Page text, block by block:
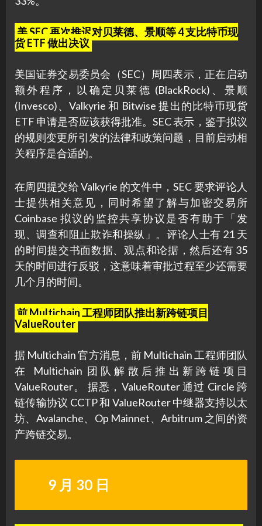
美 SEC 再次推迟对贝莱德、景顺等 4 支比特币现
货 ETF 做出决议
美国证券交易委员会（SEC）周四表示，正在启动
额外程序，以确定贝莱德 (BlackRock)、景顺
(Invesco)、Valkyrie 和 Bitwise 提出的比特币现货
ETF 申请是否应该获得批准。SEC 表示，鉴于拟议
的规则变更所引发的法律和政策问题，目前启动相
关程序是合适的。
在周四提交给 Valkyrie 的文件中，SEC 要求评论人
士提供相关意见，同时希望了解与加密交易所
Coinbase 拟议的监控共享协议是否有助于「发
现、调查和阻止欺诈和操纵」。评论人士有 21 天
的时间提交书面数据、观点和论据，然后还有 35
天的时间进行反驳，这意味着审批过程至少还需要
几个月的时间。
前 Multichain 工程师团队推出新跨链项目
ValueRouter
据 Multichain 官方消息，前 Multichain 工程师团队
在 Multichain 团队解散后推出新跨链项目
ValueRouter。 据悉，ValueRouter 通过 Circle 跨
链传输协议 CCTP 和 ValueRouter 中继器支持以太
坊、Avalanche、Op Mainnet、Arbitrum 之间的资
产跨链交易。
9 月 30 日